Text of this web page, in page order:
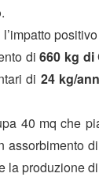
.
di660 kg di
di 24 kg/
40 mq che
assorbimento di
la produzione